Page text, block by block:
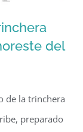
de
del
del
de la trinchera
preparado